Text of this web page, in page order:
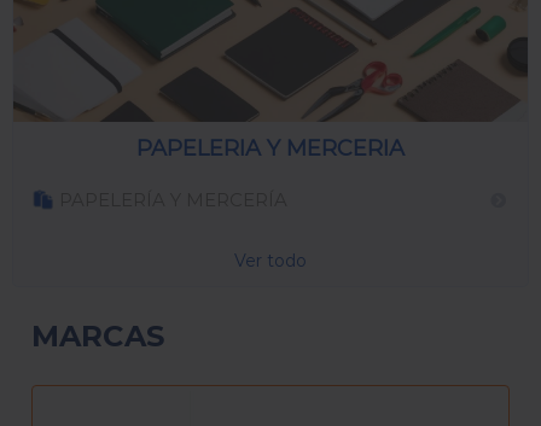
PAPELERIA Y MERCERIA
Ver todo
MARCAS